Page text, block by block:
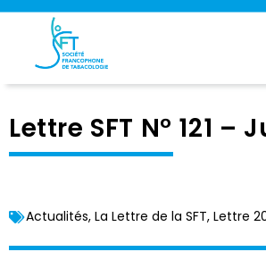
Panneau de gestion des cookies
Lettre SFT N° 121 –
Actualités, La Lettre de la SFT, Lettre